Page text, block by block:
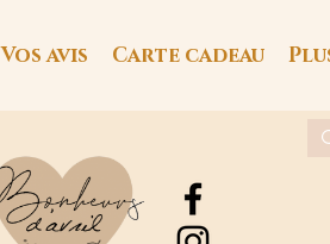
Vos avis Carte cadeau